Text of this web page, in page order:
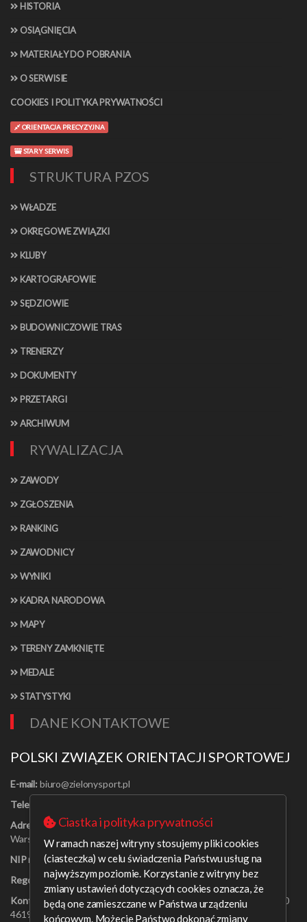
HISTORIA
OSIĄGNIĘCIA
MATERIAŁY DO POBRANIA
O SERWISIE
COOKIES I POLITYKA PRYWATNOŚCI
ORIENTACJA PRECYZYJNA
STARY SERWIS
STRUKTURA PZOS
WŁADZE
OKRĘGOWE ZWIĄZKI
KLUBY
KARTOGRAFOWIE
SĘDZIOWIE
BUDOWNICZOWIE TRAS
TRENERZY
DOKUMENTY
PRZETARGI
ARCHIWUM
RYWALIZACJA
ZAWODY
ZGŁOSZENIA
RANKING
ZAWODNICY
WYNIKI
KADRA NARODOWA
MAPY
TERENY ZAMKNIĘTE
MEDALE
STATYSTYKI
DANE KONTAKTOWE
POLSKI ZWIĄZEK ORIENTACJI SPORTOWEJ
E-mail:
Telefon:
Adres:
Al. Jerozolimskie 30/21
Warszawa 00-024
NIP nr:
526-16-67-131
Regon nr:001408329
Konto bankowe:PEKAO SA o/Warszawa 09 1240 6218 1111 0000
4619 0314
Ciastka i polityka prywatności
W ramach naszej witryny stosujemy pliki cookies
(ciasteczka) w celu świadczenia Państwu usług na
najwyższym poziomie. Korzystanie z witryny bez
zmiany ustawień dotyczących cookies oznacza, że
będą one zamieszczane w Państwa urządzeniu
końcowym. Możecie Państwo dokonać zmiany